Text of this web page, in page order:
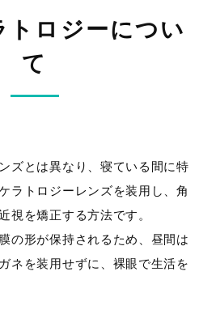
トロジーについ
て
ズとは異なり、寝ている間に特
ラトロジーレンズを装用し、角
視を矯正する方法です。
の形が保持されるため、昼間は
ネを装用せずに、裸眼で生活を